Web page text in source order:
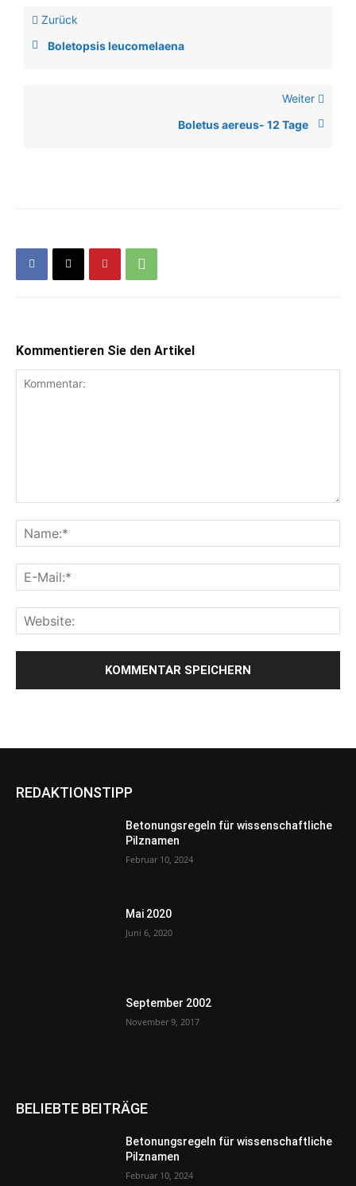
Zurück
Boletopsis leucomelaena
Weiter
Boletus aereus- 12 Tage
Kommentieren Sie den Artikel
REDAKTIONSTIPP
Betonungsregeln für wissenschaftliche
Pilznamen
Februar 10, 2024
Mai 2020
Juni 6, 2020
September 2002
November 9, 2017
BELIEBTE BEITRÄGE
Betonungsregeln für wissenschaftliche
Pilznamen
Februar 10, 2024